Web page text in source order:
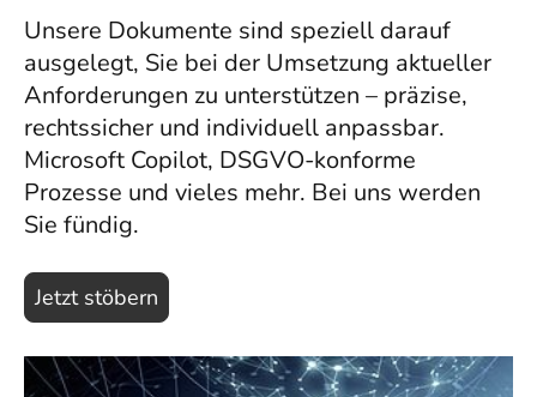
Unsere Dokumente sind speziell darauf
ausgelegt, Sie bei der Umsetzung aktueller
Anforderungen zu unterstützen – präzise,
rechtssicher und individuell anpassbar.
Microsoft Copilot, DSGVO-konforme
Prozesse und vieles mehr. Bei uns werden
Sie fündig.
Jetzt stöbern